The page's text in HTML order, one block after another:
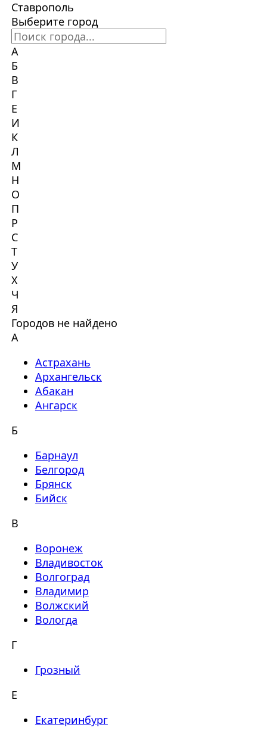
Ставрополь
Выберите город
А
Б
В
Г
Е
И
К
Л
М
Н
О
П
Р
С
Т
У
Х
Ч
Я
Городов не найдено
А
Астрахань
Архангельск
Абакан
Ангарск
Б
Барнаул
Белгород
Брянск
Бийск
В
Воронеж
Владивосток
Волгоград
Владимир
Волжский
Вологда
Г
Грозный
Е
Екатеринбург